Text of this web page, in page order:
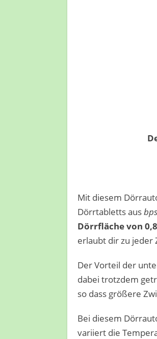
Mit diesem
Dörrtabletts aus
Dörrfläche von
erlaubt dir zu jeder
Der Vorteil der
dabei trotzdem
so dass größere
Bei diesem
variiert die